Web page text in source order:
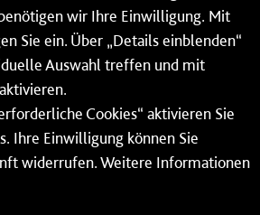
wir Ihre Einwilligung. Mit
Sie ein. Über „Details einblenden“
Auswahl treffen und mit
Cookies“ aktivieren Sie
Ihre Einwilligung können Sie
widerrufen. Weitere Informationen